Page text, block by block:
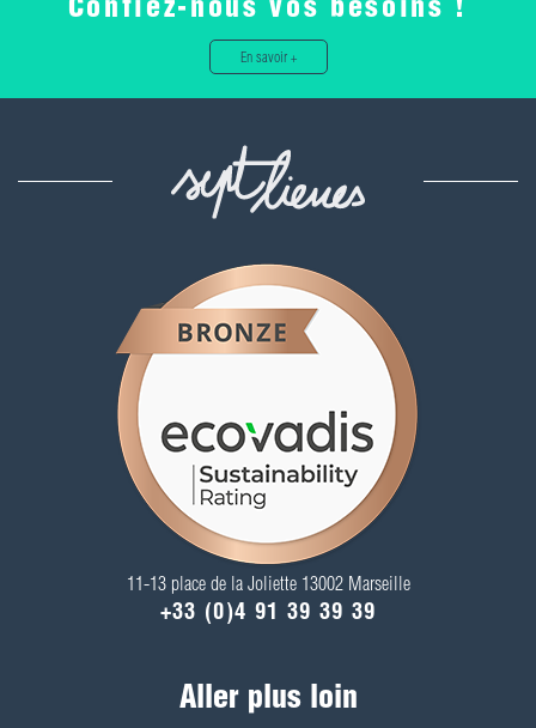
En savoir +
11-13 place de la Joliette 13002 Marseille
+33 (0)4 91 39 39 39
Aller plus loin